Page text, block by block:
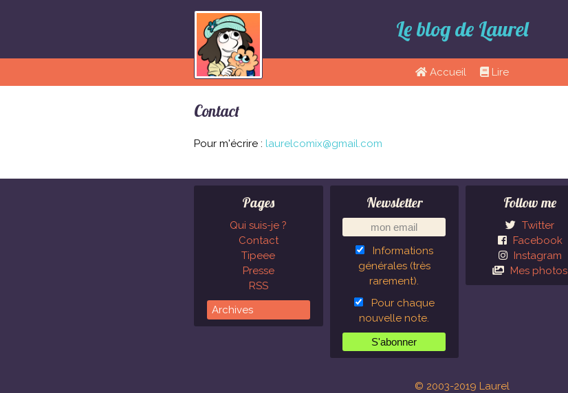
Le blog de Laurel
Accueil Lire
Contact
Pour m'écrire : laurelcomix@gmail.com
Pages
Qui suis-je ?
Contact
Tipeee
Presse
RSS
Newsletter
Informations
générales (très
rarement).
Pour chaque
nouvelle note.
Follow me
Twitter
Facebook
Instagram
Mes photos
© 2003-2019 Laurel